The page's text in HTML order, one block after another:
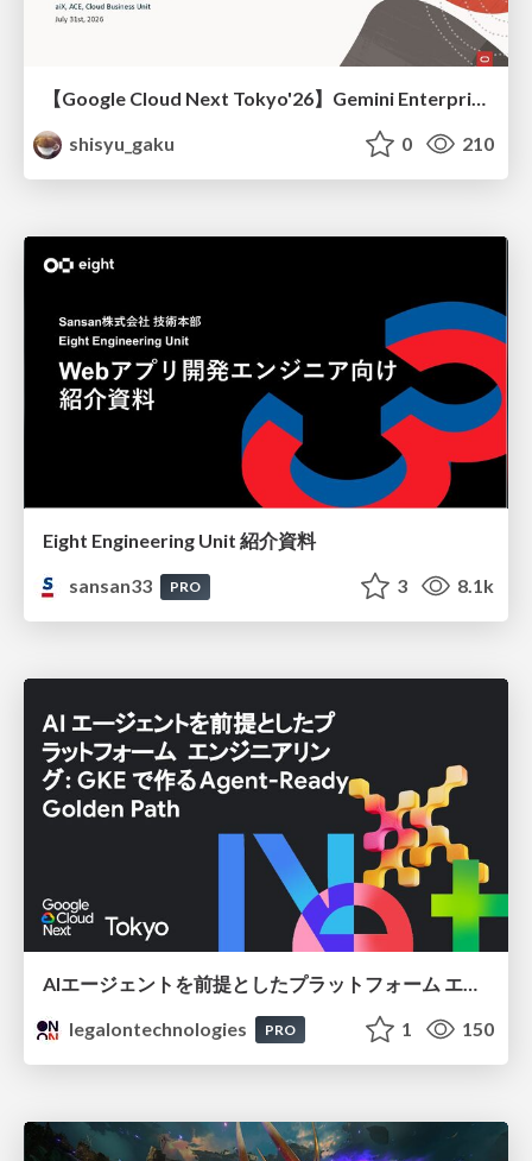
【Google Cloud Next Tokyo'26】Gemini Enterprise と Oracle AI Database で実現する、 業務データ活用を実現する AI エージェント実装
shisyu_gaku
0 210
Eight Engineering Unit 紹介資料
sansan33
PRO 3 8.1k
legalontechnologies
PRO 1 150